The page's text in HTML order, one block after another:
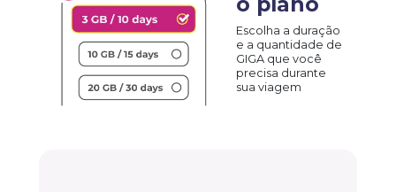
Escolha a duração
e a quantidade de
GIGA que você
precisa durante
sua viagem